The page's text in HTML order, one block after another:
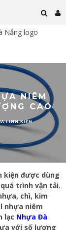
NIÊM
CAO
LINH KIỆN
kiện được dùng
trình vận tải.
chì, kim
nhựa niêm
lạc Nhựa Đà
với số lượng